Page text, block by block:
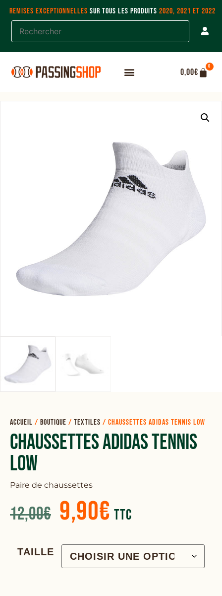
REMISES EXCEPTIONNELLES SUR TOUS LES PRODUITS 2020, 2021 ET 2022
0,00€
0
Accueil / Boutique / Textiles / Chaussettes ADIDAS tennis low
Chaussettes ADIDAS Tennis
Low
Paire de chaussettes
12,00€ 9,90€ TTC
TAILLE